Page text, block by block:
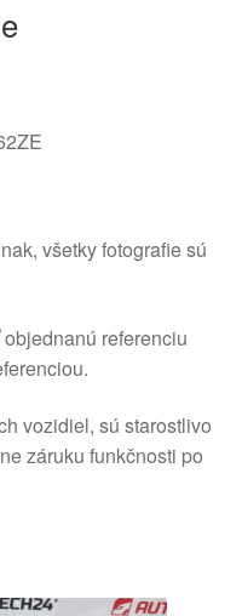
všetky fotografie sú
referenciu
vozidiel, sú starostlivo
záruku funkčnosti po